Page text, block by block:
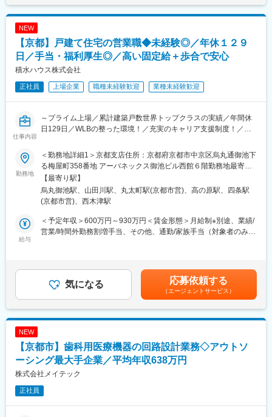
・専門業務型裁量労働制※労働基準監督署に届出済み
・転居費用負担制度あり
・2026年内に京都リサーチパーク（京都市下京区中堂寺粟田町
93）へ移転予定
SiC・GaNをはじめとする次世代パワー半導体の設計・開発を行
うファブレス半導体メーカーです。
能・高信頼性なパワーデバイスの早期市場投入を目指していま
す。
変更の範囲：会社の定める業務
■コア技術：
長年にわたり培ってきた「表面処理技術」「直接描画技術」「画
像処理技術」という3つのコア技術を基軸に持続的な成長を目指
おります。
1868年に京都で創業した石版印刷業の石田旭山印刷所をルーツと
し、150年余りの歴史を重ねております。1934年に写真製版用ガ
ー企業として独立する形で、1943年、大日本スクリーン製造株式
会社が誕生しました。社名は、このガラススクリーンに由来して
おります。以来、常に時代のニーズに応えつつ、半導体やディス
プレーをはじめとするエレクトロニクス業界や印刷業界等、最先
端のソリューションで新たな分野を切り拓き、数々の世界トップ
す。
NEW
【京都】戸建て住宅の営業職◆未経験◎／年休１２９
日／手当・福利厚生◎／高い固定給＋歩合で安心
積水ハウス株式会社
正社員 上場企業 職種未経験歓迎 業種未経験歓迎
仕事内容
～プライム上場／累計建築戸数世界トップクラスの実績／年間休
日129日／WLBの整った環境！／充実のキャリア支援制度！／女
グカンパニー／宅建保有者歓迎～
■業務内容
住宅業界のリーディングカンパニーとして累計建築戸数世界トッ
プクラスを誇る当社にて、戸建て住宅の企画・提案営業をお任せ
します。
■業務詳細
造的な仕事です。業務は下記の通り幅広く、それらの仕事を設
計・現場監督・総務等とともに行う中で中心的役割を担います。
入社後は店長や支店長等のキャリアステップを踏むことが可能で
・新築計画が具体化するまでの信頼関係構築
・新たな住まいのご要望に関するヒアリング
・邸別自由設計の強みを活かしたプラン提案
勤務地
＜勤務地詳細1＞京都支店住所：京都府京都市中京区烏丸通御池下
る梅屋町358番地 アーバネックス御池ビル西館６階勤務地最寄
駅：地下鉄線／烏丸御池駅受動喫煙対策：屋内全面禁煙＜勤務地
詳細2＞奈良支店住所：京都府木津川市兜台6-6-4 受動喫煙対策：
屋内全面禁煙変更の範囲：会社の定める事業所（国内外、グルー
就業場所
【最寄り駅】
烏丸御池駅、山田川駅、丸太町駅(京都市営)、高の原駅、四条駅
(京都市営)、西木津駅
給与
＜予定年収＞600万円～930万円＜賃金形態＞月給制※別途、業績/
営業/時間外勤務割増手当、その他、通勤/家族手当（対象者のみ）
り）前期実績6.14ヶ月／年■昇給／年1回（4月）■モデル年収：・
33歳：約1,000万円（基本給34.0万円/月、手当：8.1万円/月、賞
与：202万円/年、営業系業績手当：313.6万円/年）賃金はあくま
でも目安の金額であり、選考を通じて上下する可能性がありま
す。月給(月額)は固定手当を含めた表記です。
気になる 応募依頼する
（エージェントサービス）
NEW
【京都市】歯科用医療機器の回路設計業務◇アウトソ
ーシング最大手企業／平均年収638万円
株式会社メイテック
正社員